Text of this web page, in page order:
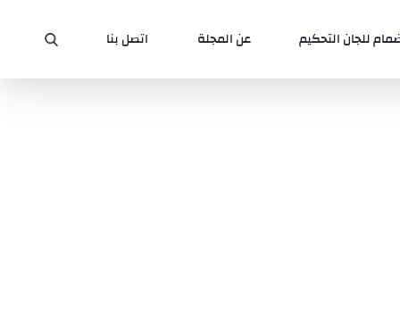
للجان التحكيم عن المجلة اتصل بنا